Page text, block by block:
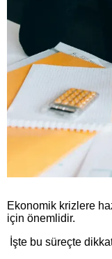
Ekonomik krizlere
için önemlidir.
İşte bu süreçte